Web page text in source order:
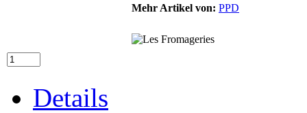
Mehr Artikel von: PPD
Details